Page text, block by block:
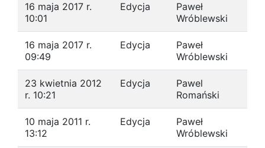
16 maja 2017 r.
10:01
Edycja
Paweł
Wróblewski
16 maja 2017 r.
09:49
Edycja
Paweł
Wróblewski
23 kwietnia 2012
r. 10:21
Edycja
Pawel
Romański
10 maja 2011 r.
13:12
Edycja
Paweł
Wróblewski